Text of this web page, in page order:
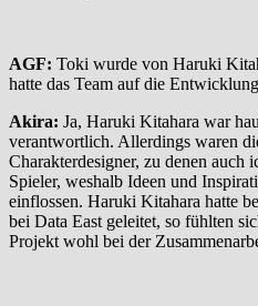
AGF: Toki wurde von Haruki
hatte das Team auf die
Akira: Ja, Haruki Kitahara war
verantwortlich. Allerdings waren
Charakterdesigner, zu denen auch
Spieler, weshalb Ideen und
einflossen. Haruki Kitahara hatte
bei Data East geleitet, so fühlten
Projekt wohl bei der